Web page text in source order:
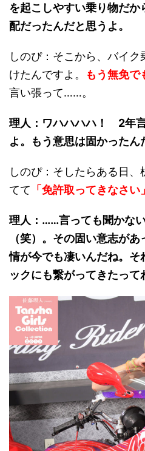
を起こしやすい乗り物だ
配だったんだと思うよ。
しのぴ：そこから、バイ
けたんですよ。
もう無免で
言い張って……。
理人：ワハハハハ！ 2年
よ。もう意思は固かったん
しのぴ：そしたらある日
てて 「免許取ってきなさい」
理人：……言っても聞かな
（笑）。その固い意志が
情が今でも凄いんだね。そ
ックにも繋がってきたって